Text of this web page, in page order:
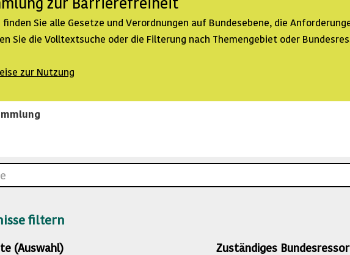
Sie alle Gesetze und Verordnungen auf Bundesebene, die
Sie die Volltextsuche oder die Filterung nach Themengebiet oder
zur Nutzung
filtern
(Auswahl)
Zuständiges